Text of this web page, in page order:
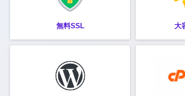
無料SSL 大